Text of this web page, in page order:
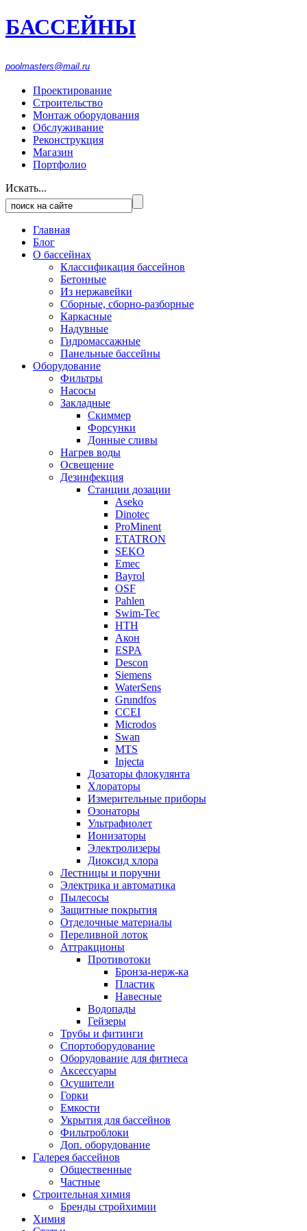
БАССЕЙНЫ
poolmasters@mail.ru
Проектирование
Строительство
Монтаж оборудования
Обслуживание
Реконструкция
Магазин
Портфолио
Искать...
Главная
Блог
О бассейнах
Классификация бассейнов
Бетонные
Из нержавейки
Сборные, сборно-разборные
Каркасные
Надувные
Гидромассажные
Панельные бассейны
Оборудование
Фильтры
Насосы
Закладные
Скиммер
Форсунки
Донные сливы
Нагрев воды
Освещение
Дезинфекция
Станции дозации
Aseko
Dinotec
ProMinent
ETATRON
SEKO
Emec
Bayrol
OSF
Pahlen
Swim-Tec
НТН
Акон
ESPA
Descon
Siemens
WaterSens
Grundfos
CCEI
Microdos
Swan
MTS
Injecta
Дозаторы флокулянта
Хлораторы
Измерительные приборы
Озонаторы
Ультрафиолет
Ионизаторы
Электролизеры
Диоксид хлора
Лестницы и поручни
Электрика и автоматика
Пылесосы
Защитные покрытия
Отделочные материалы
Переливной лоток
Аттракционы
Противотоки
Бронза-нерж-ка
Пластик
Навесные
Водопады
Гейзеры
Трубы и фитинги
Спортоборудование
Оборудование для фитнеса
Аксессуары
Осушители
Горки
Емкости
Укрытия для бассейнов
Фильтроблоки
Доп. оборудование
Галерея бассейнов
Общественные
Частные
Строительная химия
Бренды стройхимии
Химия